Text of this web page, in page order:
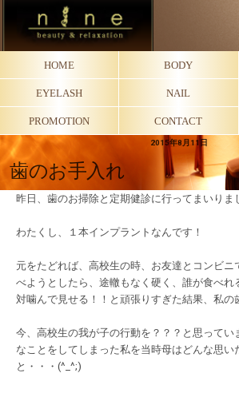
HOME BODY
EYELASH NAIL
PROMOTION CONTACT
2015年8月11日
歯のお手入れ
昨日、歯のお掃除と定期健診に行ってまいりま
わたくし、１本インプラントなんです！
元をたどれば、高校生の時、お友達とコンビニ
べようとしたら、途轍もなく硬く、誰が食べれ
対噛んで見せる！！と頑張りすぎた結果、私の
今、高校生の我が子の行動を？？？と思ってい
なことをしてしまった私を当時母はどんな思い
と・・・(^_^;)